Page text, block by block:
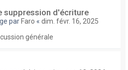
suppression d'écriture
par Faro « dim. févr. 16, 2025
générale